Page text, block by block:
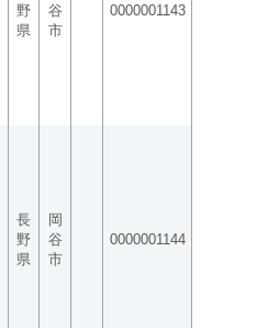
野
県
谷
市
0000001143
長
野
県
岡
谷
市
0000001144